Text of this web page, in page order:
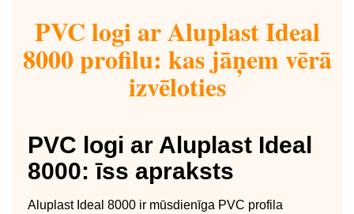
PVC logi ar Aluplast Ideal
8000 profilu: kas jāņem vērā
izvēloties
PVC logi ar Aluplast Ideal
8000: īss apraksts
Aluplast Ideal 8000 ir mūsdienīga PVC profila